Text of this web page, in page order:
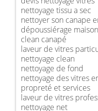
nettoyage tissu a sec
nettoyer son canape
dépoussiérage maison
clean canapé
laveur de vitres
nettoyage clean
nettoyage de fond
nettoyage des vitres
propreté et services
laveur de vitres
nettoyage net